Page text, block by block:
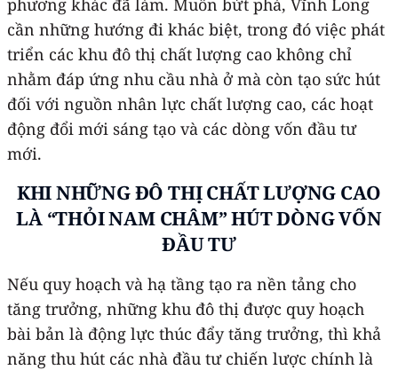
cần những hướng đi khác biệt, trong đó việc phát
triển các khu đô thị chất lượng cao không chỉ
nhằm đáp ứng nhu cầu nhà ở mà còn tạo sức hút
đối với nguồn nhân lực chất lượng cao, các hoạt
động đổi mới sáng tạo và các dòng vốn đầu tư
mới.
KHI NHỮNG ĐÔ THỊ CHẤT LƯỢNG CAO
LÀ “THỎI NAM CHÂM” HÚT DÒNG VỐN
ĐẦU TƯ
Nếu quy hoạch và hạ tầng tạo ra nền tảng cho
tăng trưởng, những khu đô thị được quy hoạch
bài bản là động lực thúc đẩy tăng trưởng, thì khả
năng thu hút các nhà đầu tư chiến lược chính là